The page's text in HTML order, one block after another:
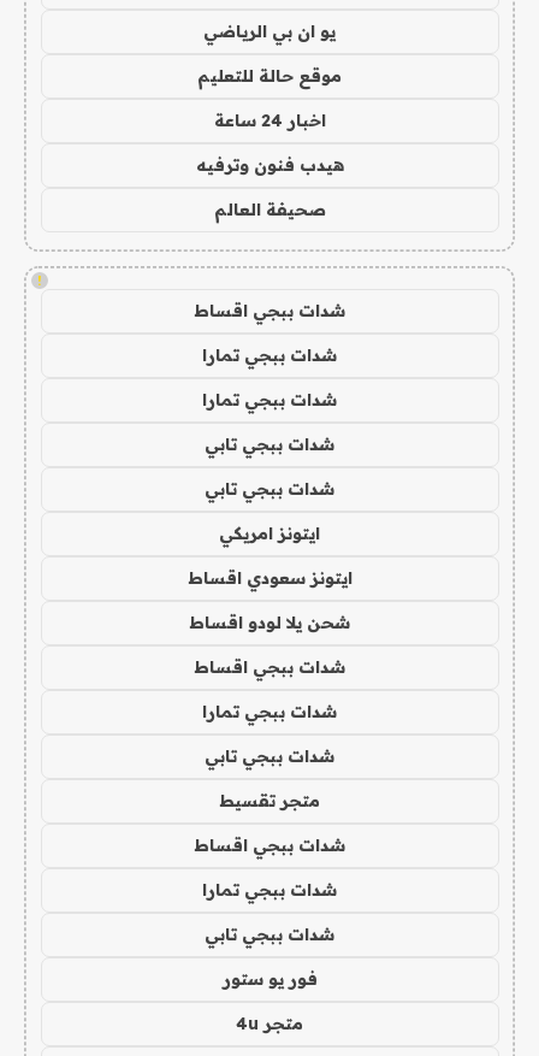
يو ان بي الرياضي
موقع حالة للتعليم
اخبار 24 ساعة
هيدب فنون وترفيه
صحيفة العالم
!
شدات ببجي اقساط
شدات ببجي تمارا
شدات ببجي تمارا
شدات ببجي تابي
شدات ببجي تابي
ايتونز امريكي
ايتونز سعودي اقساط
شحن يلا لودو اقساط
شدات ببجي اقساط
شدات ببجي تمارا
شدات ببجي تابي
متجر تقسيط
شدات ببجي اقساط
شدات ببجي تمارا
شدات ببجي تابي
فور يو ستور
متجر 4u